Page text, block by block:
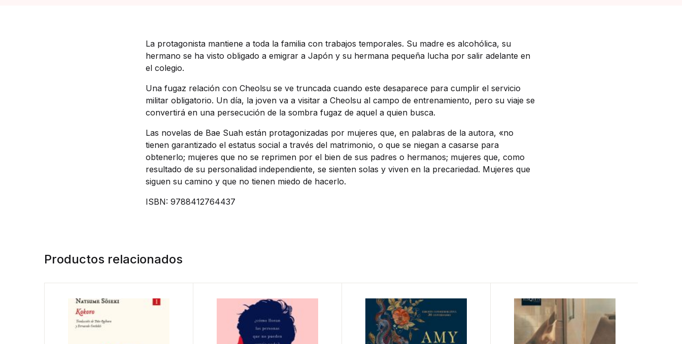
La protagonista mantiene a toda la familia con trabajos temporales. Su madre es alcohólica, su
hermano se ha visto obligado a emigrar a Japón y su hermana pequeña lucha por salir adelante en
el colegio.
Una fugaz relación con Cheolsu se ve truncada cuando este desaparece para cumplir el servicio
militar obligatorio. Un día, la joven va a visitar a Cheolsu al campo de entrenamiento, pero su viaje se
convertirá en una persecución de la sombra fugaz de aquel a quien busca.
Las novelas de Bae Suah están protagonizadas por mujeres que, en palabras de la autora, «no
tienen garantizado el estatus social a través del matrimonio, o que se niegan a casarse para
obtenerlo; mujeres que no se reprimen por el bien de sus padres o hermanos; mujeres que, como
resultado de su personalidad independiente, se sienten solas y viven en la precariedad. Mujeres que
siguen su camino y que no tienen miedo de hacerlo.
ISBN: 9788412764437
Productos relacionados